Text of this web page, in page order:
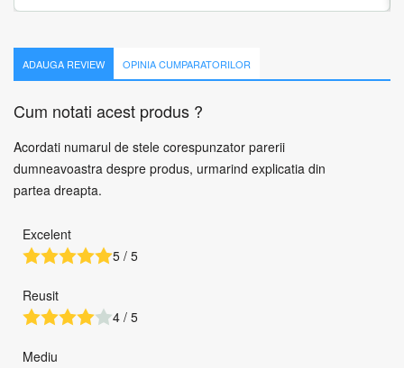
ADAUGA REVIEW OPINIA CUMPARATORILOR
Cum notati acest produs ?
Acordati numarul de stele corespunzator parerii
dumneavoastra despre produs, urmarind explicatia din
partea dreapta.
Excelent
5 / 5
Reusit
4 / 5
Mediu